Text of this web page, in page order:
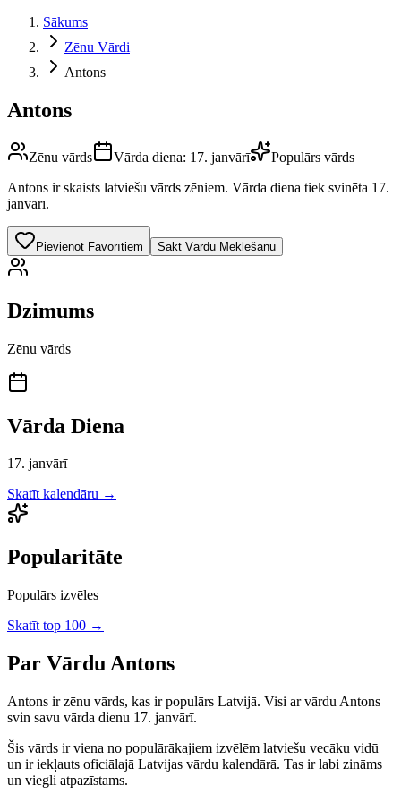
Sākums
Zēnu Vārdi
Antons
Antons
Zēnu vārds Vārda diena: 17. janvārī
Populārs vārds
Antons ir skaists latviešu vārds zēniem. Vārda diena tiek svinēta 17.
janvārī.
Pievienot Favorītiem Sākt Vārdu Meklēšanu
Dzimums
Zēnu vārds
Vārda Diena
17. janvārī
Skatīt kalendāru →
Popularitāte
Populārs izvēles
Skatīt top 100 →
Par Vārdu Antons
Antons irzēnu vārds, kas ir populārs Latvijā. Visi ar vārdu Antons
svin savu vārda dienu 17. janvārī.
Šis vārds ir viena no populārākajiem izvēlēm latviešu vecāku vidū
un ir iekļauts oficiālajā Latvijas vārdu kalendārā. Tas ir labi zināms
un viegli atpazīstams.